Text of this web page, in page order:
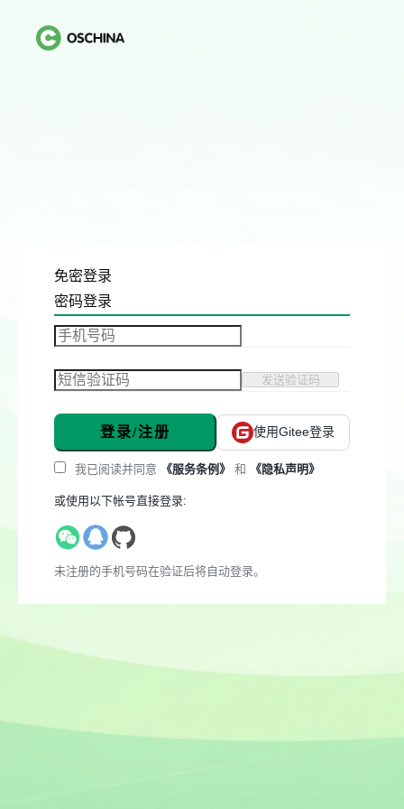
免密登录
密码登录
发送验证码
登录/注册 使用Gitee登录
我已阅读并同意 《服务条例》 和 《隐私声明》
或使用以下帐号直接登录:
未注册的手机号码在验证后将自动登录。